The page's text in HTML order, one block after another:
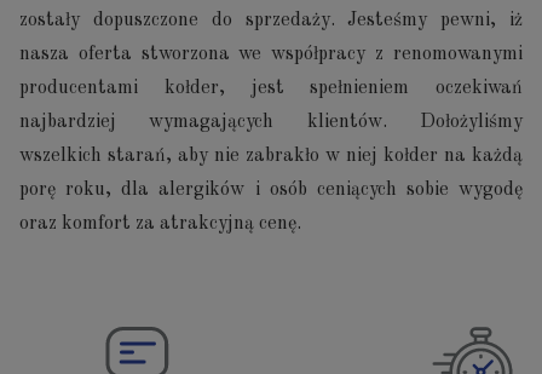
zostały dopuszczone do sprzedaży. Jesteśmy pewni, iż
nasza oferta stworzona we współpracy z renomowanymi
producentami kołder, jest spełnieniem oczekiwań
najbardziej wymagających klientów. Dołożyliśmy
wszelkich starań, aby nie zabrakło w niej kołder na każdą
porę roku, dla alergików i osób ceniących sobie wygodę
oraz komfort za atrakcyjną cenę.